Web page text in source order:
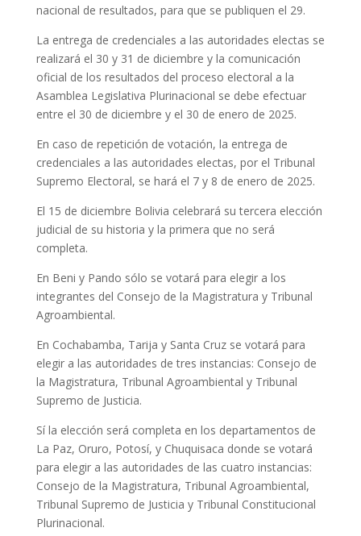
nacional de resultados, para que se publiquen el 29.
La entrega de credenciales a las autoridades electas se
realizará el 30 y 31 de diciembre y la comunicación
oficial de los resultados del proceso electoral a la
Asamblea Legislativa Plurinacional se debe efectuar
entre el 30 de diciembre y el 30 de enero de 2025.
En caso de repetición de votación, la entrega de
credenciales a las autoridades electas, por el Tribunal
Supremo Electoral, se hará el 7 y 8 de enero de 2025.
El 15 de diciembre Bolivia celebrará su tercera elección
judicial de su historia y la primera que no será
completa.
En Beni y Pando sólo se votará para elegir a los
integrantes del Consejo de la Magistratura y Tribunal
Agroambiental.
En Cochabamba, Tarija y Santa Cruz se votará para
elegir a las autoridades de tres instancias: Consejo de
la Magistratura, Tribunal Agroambiental y Tribunal
Supremo de Justicia.
Sí la elección será completa en los departamentos de
La Paz, Oruro, Potosí, y Chuquisaca donde se votará
para elegir a las autoridades de las cuatro instancias:
Consejo de la Magistratura, Tribunal Agroambiental,
Tribunal Supremo de Justicia y Tribunal Constitucional
Plurinacional.